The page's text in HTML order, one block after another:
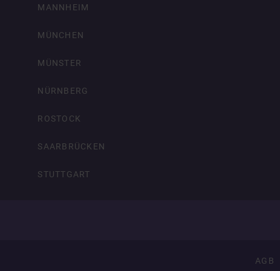
MANNHEIM
MÜNCHEN
MÜNSTER
NÜRNBERG
ROSTOCK
SAARBRÜCKEN
STUTTGART
AGB